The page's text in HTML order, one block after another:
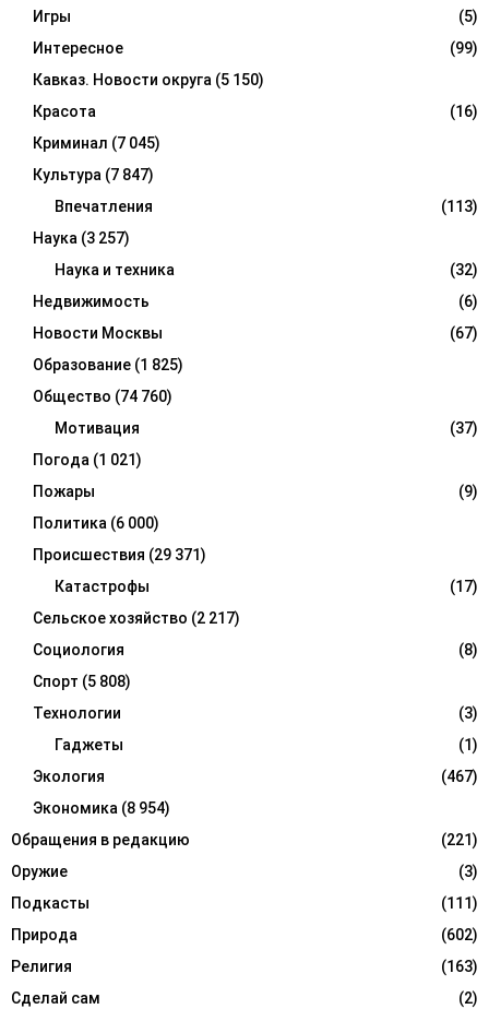
Игры
(5)
Интересное
(99)
Кавказ. Новости округа (5 150)
Красота
(16)
Криминал (7 045)
Культура (7 847)
Впечатления
(113)
Наука (3 257)
Наука и техника
(32)
Недвижимость
(6)
Новости Москвы
(67)
Образование (1 825)
Общество (74 760)
Мотивация
(37)
Погода (1 021)
Пожары
(9)
Политика (6 000)
Происшествия (29 371)
Катастрофы
(17)
Сельское хозяйство (2 217)
Социология
(8)
Спорт (5 808)
Технологии
(3)
Гаджеты
(1)
Экология
(467)
Экономика (8 954)
Обращения в редакцию
(221)
Оружие
(3)
Подкасты
(111)
Природа
(602)
Религия
(163)
Сделай сам
(2)